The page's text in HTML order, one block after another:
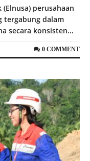
(Elnusa) perusahaan
tergabung dalam
secara konsisten...
0 COMMENT